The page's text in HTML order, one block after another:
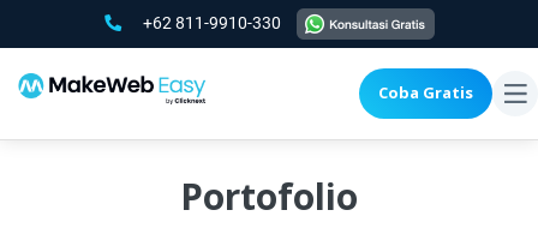
+62 811-9910-330
Coba Gratis
Portofolio